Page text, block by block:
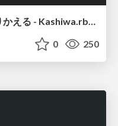
Ruby界隈を中心に2024をふりかえる - Kashiwa.rb #6
0 250